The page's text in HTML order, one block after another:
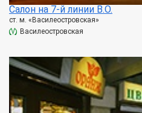
Салон на 7-й линии В.О.
ст. м. «Василеостровская»
Василеостровская